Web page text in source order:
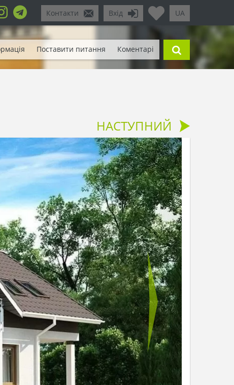
UA
Вхід
Контакти
Поставити питання Коментарі
НАСТУПНИЙ